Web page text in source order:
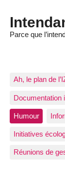
Parce que
Ah, le plan de
Documentation
Humour
Initiatives
Réunions de